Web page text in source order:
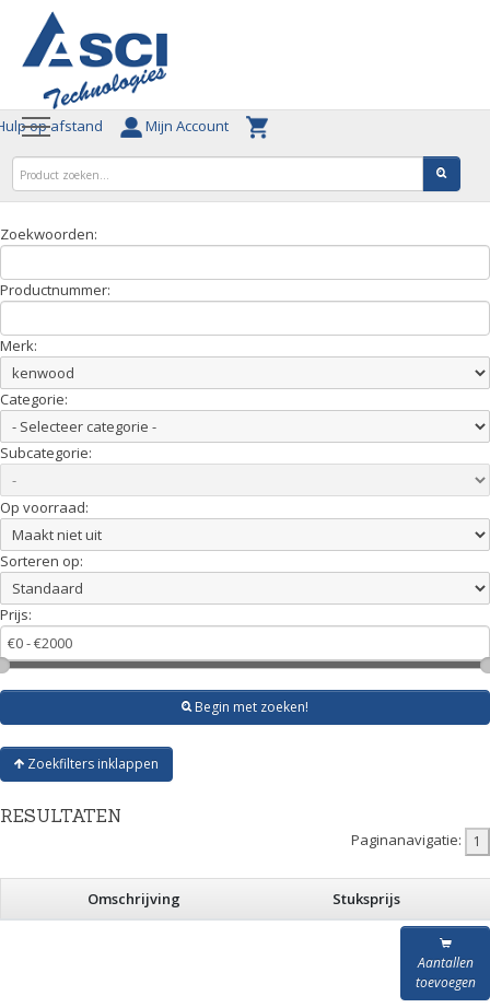
op afstand Mijn Account
Zoekwoorden:
Productnummer:
Merk:
Categorie:
Subcategorie:
Op voorraad:
Sorteren op:
Prijs:
Begin met zoeken!
Zoekfilters inklappen
RESULTATEN
Paginanavigatie:
Omschrijving Stuksprijs
Aantallen
toevoegen